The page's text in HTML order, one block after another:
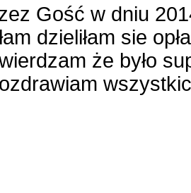
Gość w dniu
dzieliłam sie
że było